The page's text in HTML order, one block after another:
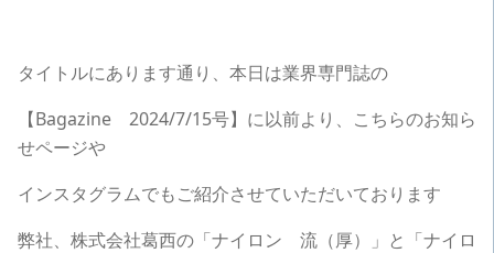
タイトルにあります通り、本日は業界専門誌の
【Bagazine 2024/7/15号】に以前より、こちらのお知ら
せページや
インスタグラムでもご紹介させていただいております
弊社、株式会社葛西の「ナイロン 流（厚）」と「ナイロ